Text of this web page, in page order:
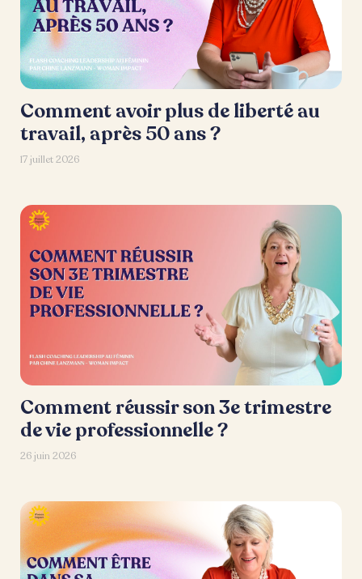
Comment avoir plus de liberté au
travail, après 50 ans ?
17 juillet 2026
Comment réussir son 3e trimestre
de vie professionnelle ?
26 juin 2026